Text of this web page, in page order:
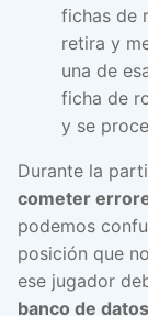
fichas de
retira y
una de
ficha de
y se
Durante la
cometer
podemos
posición que
ese jugador
banco de datos